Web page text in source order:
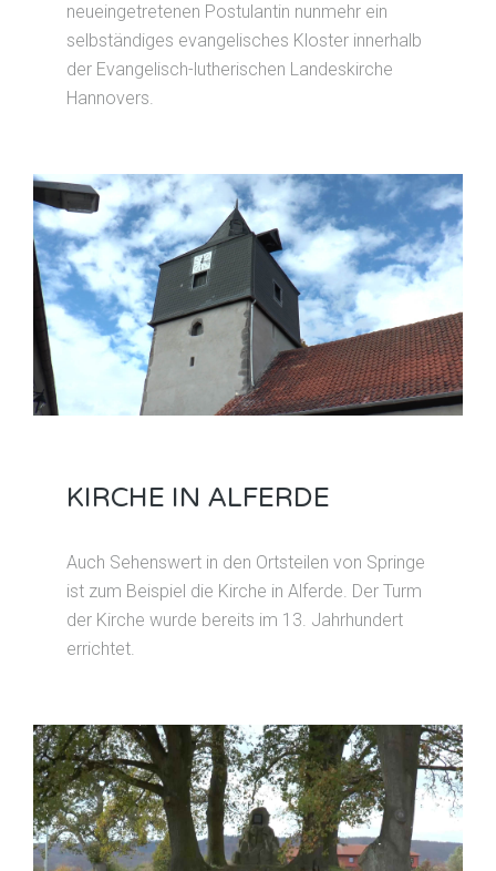
neueingetretenen Postulantin nunmehr ein
selbständiges evangelisches Kloster innerhalb
der Evangelisch-lutherischen Landeskirche
Hannovers.
KIRCHE IN ALFERDE
Auch Sehenswert in den Ortsteilen von Springe
ist zum Beispiel die Kirche in Alferde. Der Turm
der Kirche wurde bereits im 13. Jahrhundert
errichtet.